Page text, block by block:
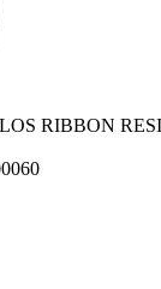
RIBBON